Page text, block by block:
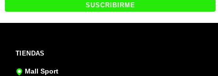
TIENDAS
Mall Sport